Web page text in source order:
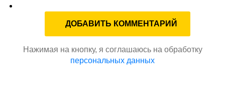
Нажимая на кнопку, я соглашаюсь на обработку
персональных данных